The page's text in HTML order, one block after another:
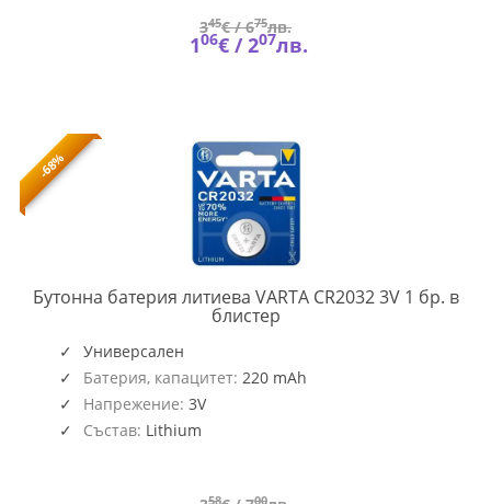
345€ /675лв.
106€ /207лв.
-68%
Бутонна батерия литиева VARTA CR2032 3V 1 бр. в
блистерVARTA-
2032-
1PK
Универсален
Батерия, капацитет: 220 mAh
Напрежение: 3V
Състав: Lithium
58 00